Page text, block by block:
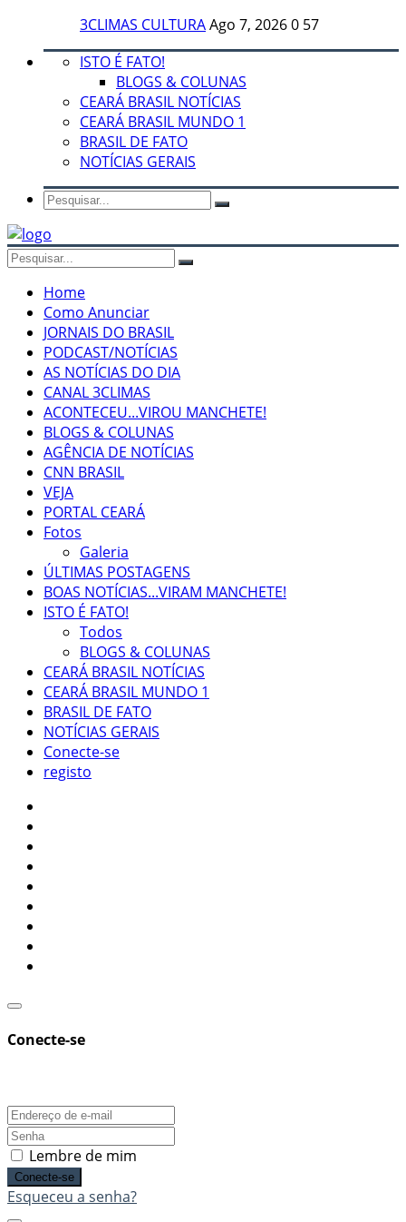
3CLIMAS CULTURAAgo 7, 20260 57
ISTO É FATO!
BLOGS & COLUNAS
CEARÁ BRASIL NOTÍCIAS
CEARÁ BRASIL MUNDO 1
BRASIL DE FATO
NOTÍCIAS GERAIS
Home
Como Anunciar
JORNAIS DO BRASIL
PODCAST/NOTÍCIAS
AS NOTÍCIAS DO DIA
CANAL 3CLIMAS
ACONTECEU...VIROU MANCHETE!
BLOGS & COLUNAS
AGÊNCIA DE NOTÍCIAS
CNN BRASIL
VEJA
PORTAL CEARÁ
Fotos
Galeria
ÚLTIMAS POSTAGENS
BOAS NOTÍCIAS...VIRAM MANCHETE!
ISTO É FATO!
Todos
BLOGS & COLUNAS
CEARÁ BRASIL NOTÍCIAS
CEARÁ BRASIL MUNDO 1
BRASIL DE FATO
NOTÍCIAS GERAIS
Conecte-se
registo
Conecte-se
Lembre de mim
Conecte-se
Esqueceu a senha?